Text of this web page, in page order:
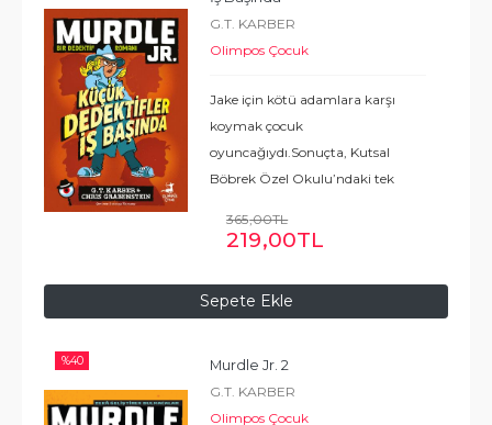
Sepete Ekle
G.T. KARBER
Olimpos Çocuk
Jake için kötü adamlara karşı
koymak çocuk
oyuncağıydı.Sonuçta, Kutsal
Böbrek Özel Okulu’ndaki tek
rozetini alnının teriyle
yardımcısı Sterling okulun en
büyük zorbası
365,00TL
219,00TL
%40
Murdle Jr. 2
G.T. KARBER
Olimpos Çocuk